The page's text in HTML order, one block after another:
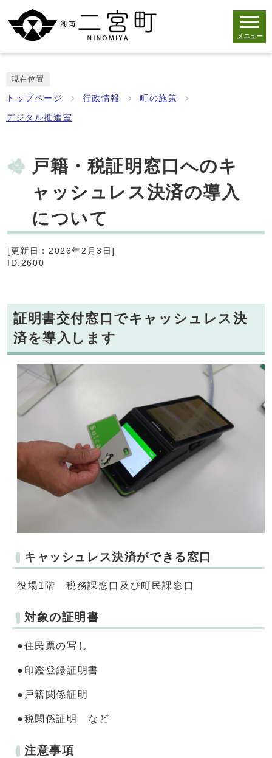
メニュー
現在位置
トップページ 行政情報 町の施策
デジタル推進室
戸籍・税証明窓口へのキ
ャッシュレス決済の導入
について
[更新日：2026年2月3日]
ID:2600
証明書交付窓口でキャッシュレス決
済を導入します
キャッシュレス決済ができる窓口
役場1階 税務課窓口及び町民課窓口
対象の証明書
●住民票の写し
●印鑑登録証明書
●戸籍関係証明
●税関係証明 など
注意事項